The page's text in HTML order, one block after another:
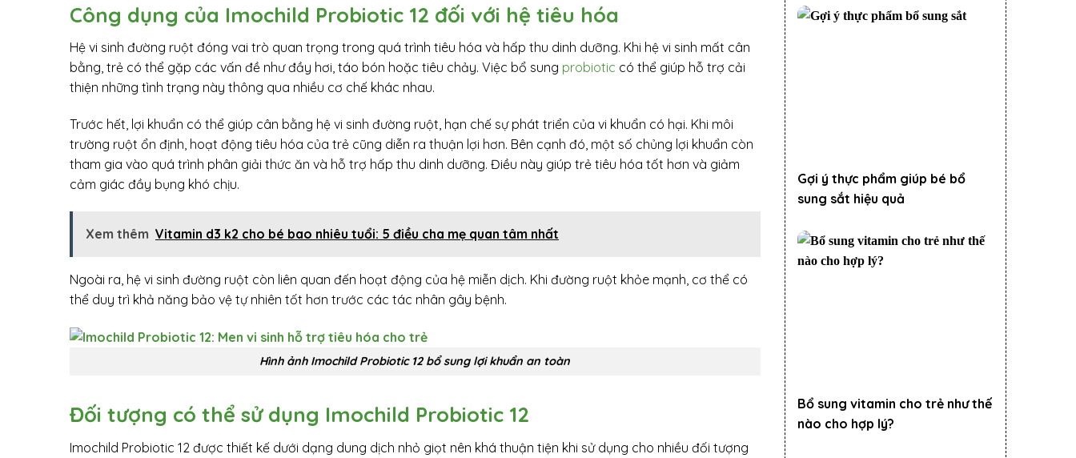
Công dụng của Imochild Probiotic 12 đối với hệ tiêu hóa
Hệ vi sinh đường ruột đóng vai trò quan trọng trong quá trình tiêu hóa và hấp thu dinh dưỡng. Khi hệ vi sinh mất cân
bằng, trẻ có thể gặp các vấn đề như đầy hơi, táo bón hoặc tiêu chảy. Việc bổ sung probiotic có thể giúp hỗ trợ cải
thiện những tình trạng này thông qua nhiều cơ chế khác nhau.
Trước hết, lợi khuẩn có thể giúp cân bằng hệ vi sinh đường ruột, hạn chế sự phát triển của vi khuẩn có hại. Khi môi
trường ruột ổn định, hoạt động tiêu hóa của trẻ cũng diễn ra thuận lợi hơn. Bên cạnh đó, một số chủng lợi khuẩn còn
tham gia vào quá trình phân giải thức ăn và hỗ trợ hấp thu dinh dưỡng. Điều này giúp trẻ tiêu hóa tốt hơn và giảm
cảm giác đầy bụng khó chịu.
Xem thêm Vitamin d3 k2 cho bé bao nhiêu tuổi: 5 điều cha mẹ quan tâm nhất
Ngoài ra, hệ vi sinh đường ruột còn liên quan đến hoạt động của hệ miễn dịch. Khi đường ruột khỏe mạnh, cơ thể có
thể duy trì khả năng bảo vệ tự nhiên tốt hơn trước các tác nhân gây bệnh.
Hình ảnh Imochild Probiotic 12 bổ sung lợi khuẩn an toàn
Đối tượng có thể sử dụng Imochild Probiotic 12
Imochild Probiotic 12 được thiết kế dưới dạng dung dịch nhỏ giọt nên khá thuận tiện khi sử dụng cho nhiều đối tượng
Gợi ý thực phẩm giúp bé bổ
sung sắt hiệu quả
Bổ sung vitamin cho trẻ như thế
nào cho hợp lý?